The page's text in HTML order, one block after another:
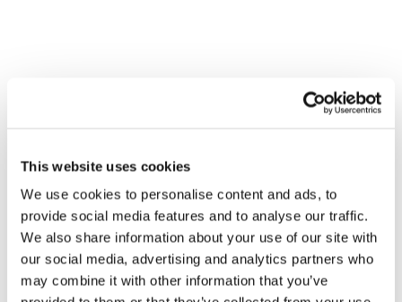
This website uses cookies
We use cookies to personalise content and ads, to
provide social media features and to analyse our traffic.
We also share information about your use of our site with
our social media, advertising and analytics partners who
may combine it with other information that you’ve
Related News
Dal Sud America tre storie di
Ecologia, sport e salute
30 Luglio 2026